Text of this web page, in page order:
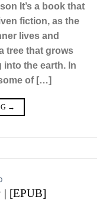
It’s a book that
fiction, as the
lives and
tree that grows
the earth. In
of […]
→
| [EPUB]